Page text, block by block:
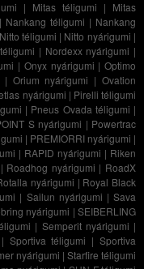
| Mitas téligumi | Mitas
| Nankang téligumi | Nankang
Nitto téligumi | Nitto nyárigumi |
| Nordexx nyárigumi |
| Onyx nyárigumi | Optimo
| Orium nyárigumi |Ovation
nyárigumi | Pirelli téligumi
| Pneus Ovada téligumi |
S nyárigumi | Powertrac
| PREMIORRI nyárigumi |
| RAPID nyárigumi | Riken
| Roadhog nyárigumi | RoadX
nyárigumi | Royal Black
| Sailun nyárigumi |Sava
nyárigumi |SEIBERLING
| Semperit nyárigumi |
| Sportiva téligumi |Sportiva
nyárigumi | Starfire téligumi